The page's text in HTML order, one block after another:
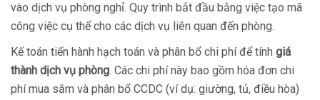
vào dịch vụ phòng nghỉ. Quy trình bắt đầu bằng việc tạo mã
công việc cụ thể cho các dịch vụ liên quan đến phòng.
Kế toán tiến hành hạch toán và phân bổ chi phí để tính giá
thành dịch vụ phòng. Các chi phí này bao gồm hóa đơn chi
phí mua sắm và phân bổ CCDC (ví dụ: giường, tủ, điều hòa)